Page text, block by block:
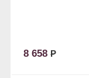
8 658 Р